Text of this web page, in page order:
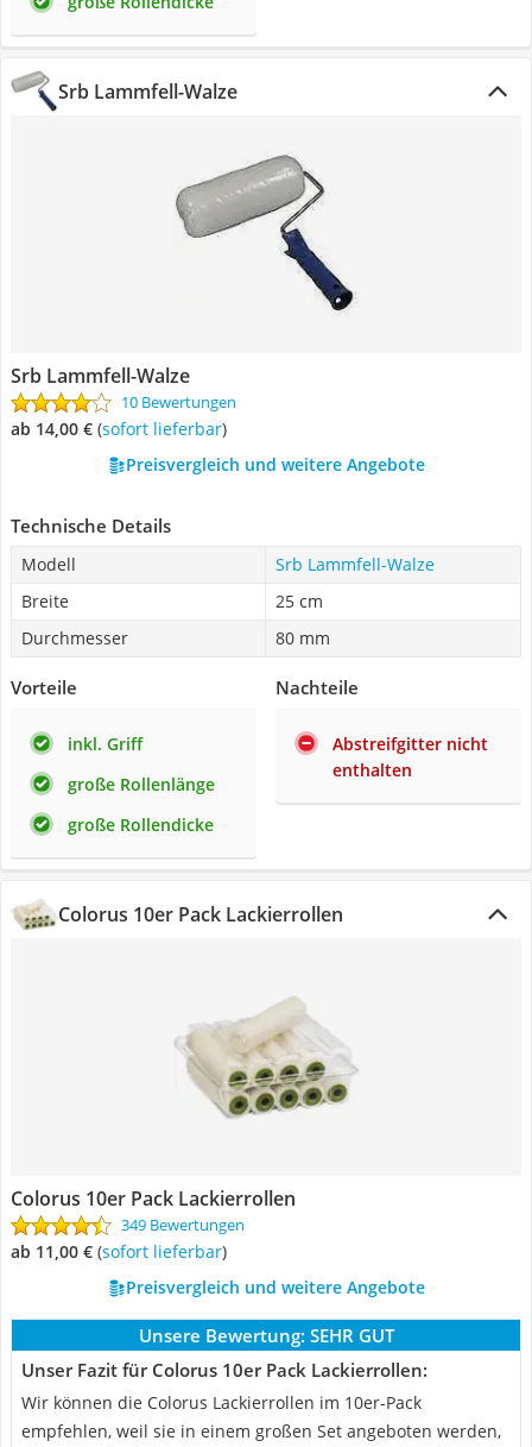
Srb Lammfell-Walze
Srb Lammfell-Walze
10 Bewertungen
ab 14,00 € ( Sofort lieferbar)
Preisvergleich und weitere Angebote
Technische Details
Modell
Srb Lammfell-Walze
Breite
25 cm
Durchmesser
80 mm
Vorteile
inkl. Griff
große Rollenlänge
große Rollendicke
Nachteile
Abstreifgitter nicht
enthalten
Colorus 10er Pack Lackierrollen
Colorus 10er Pack Lackierrollen
349 Bewertungen
ab 11,00 € ( Sofort lieferbar)
Preisvergleich und weitere Angebote
Unsere Bewertung: SEHR GUT
Unser Fazit für Colorus 10er Pack Lackierrollen:
Wir können die Colorus Lackierrollen im 10er-Pack
empfehlen, weil sie in einem großen Set angeboten werden,